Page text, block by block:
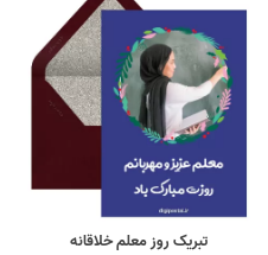
تبریک روز معلم خلاقانه